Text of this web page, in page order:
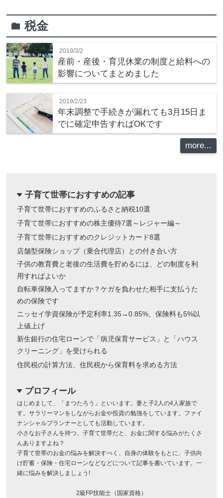
folder税金
2019/3/2
産前・産後・育児休業の制度と給料への
影響についてまとめました
2019/2/23
年末調整で手続きが漏れても3月15日ま
でに確定申告すればOKです
more...
dropdown 子育て世帯におすすめの記事
子育て世帯におすすめのふるさと納税10選
子育て世帯におすすめの株主優待7選～レジャー編～
子育て世帯におすすめのクレジットカード8選
店舗型保険ショップ（乗合代理店）との付き合い方
子供の教育費と老後の生活費を貯めるには、どの制度を利
用すればよいか
自転車保険入ってますか？ケガを負わせた相手に支払うた
めの保険です
ニッセイ学資保険が予定利率1.35→0.85%、保険料も5%以
上値上げ
新生銀行の住宅ローンで「病児保育サービス」と「ハウス
クリーニング」を受けられる
住民税の計算方法、住民税から保育料を求める方法
dropdown プロフィール
はじめまして、「まつたろう」といいます。妻と子2人の4人家族で
す。サラリーマンをしながらお金や投資の勉強をしています。ファイ
ナンシャルプランナーとしても活動しています。
小さなお子さんを持つ、子育て世帯だと、お金に関する悩みがたくさ
んありますよね？
子育て世帯のお金の悩みを解決すべく、自身の体験をもとに、子供向
け貯蓄・保険・住宅ローンなどなどについて記事を書いています。一
緒に悩みを解決しましょう!
2級FP技能士（国家資格）